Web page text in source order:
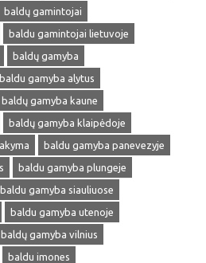
baldų gamintojai
baldu gamintojai lietuvoje
baldų gamyba
baldu gamyba alytus
baldų gamyba kaune
baldų gamyba klaipėdoje
baldu gamyba panevezyje
baldu gamyba plungeje
baldu gamyba siauliuose
baldu gamyba utenoje
baldų gamyba vilnius
baldu imones